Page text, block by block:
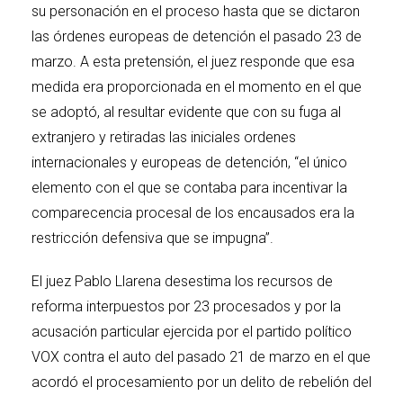
su personación en el proceso hasta que se dictaron
las órdenes europeas de detención el pasado 23 de
marzo. A esta pretensión, el juez responde que esa
medida era proporcionada en el momento en el que
se adoptó, al resultar evidente que con su fuga al
extranjero y retiradas las iniciales ordenes
internacionales y europeas de detención, “el único
elemento con el que se contaba para incentivar la
comparecencia procesal de los encausados era la
restricción defensiva que se impugna”.
El juez Pablo Llarena desestima los recursos de
reforma interpuestos por 23 procesados y por la
acusación particular ejercida por el partido político
VOX contra el auto del pasado 21 de marzo en el que
acordó el procesamiento por un delito de rebelión del